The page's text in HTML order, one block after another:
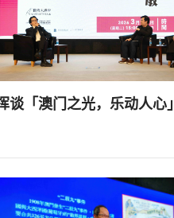
谈「澳门之光，乐动人心」